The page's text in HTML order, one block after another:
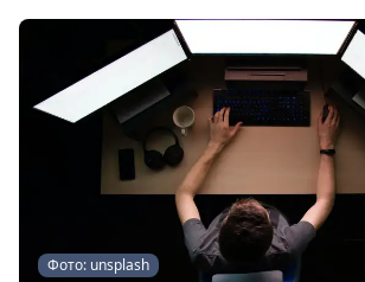
Фото: unsplash